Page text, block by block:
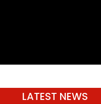
LATEST NEWS